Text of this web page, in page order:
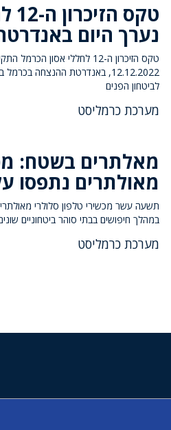
נערך היום
טקס הזיכרון ה-12 לחללי
12.12.2022, באנדרטת ההנצחה
לביטחון הפנים
מערכת כרמליסט
מאלתרים בשטח:
מאולתרים נתפסו
תשעה עשר מכשירי טלפון סלולרי
במהלך חיפושים בבתי סוהר ביטחוניים
מערכת כרמליסט